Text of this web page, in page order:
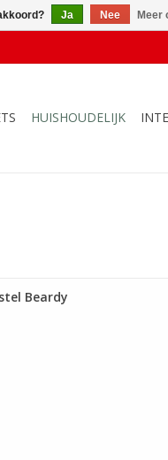
HUISHOUDELIJK
Beardy
Ja Nee Meer